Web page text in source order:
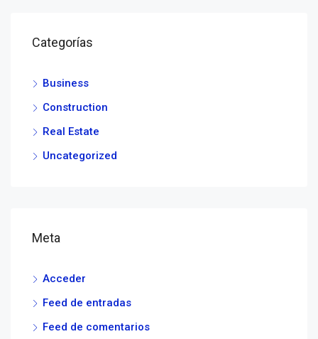
Categorías
Business
Construction
Real Estate
Uncategorized
Meta
Acceder
Feed de entradas
Feed de comentarios